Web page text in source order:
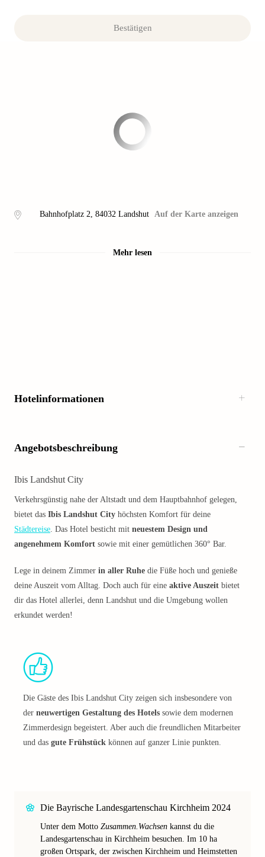
Bestätigen
Bahnhofplatz 2, 84032 Landshut Auf der Karte anzeigen
Mehr lesen
Hotelinformationen
Angebotsbeschreibung
Ibis Landshut City
Verkehrsgünstig nahe der Altstadt und dem Hauptbahnhof gelegen,
bietet das Ibis Landshut City höchsten Komfort für deine
Städtereise. Das Hotel besticht mit neuestem Design und
angenehmem Komfort sowie mit einer gemütlichen 360° Bar.
Lege in deinem Zimmer in aller Ruhe die Füße hoch und genieße
deine Auszeit vom Alltag. Doch auch für eine aktive Auszeit bietet
dir das Hotel allerlei, denn Landshut und die Umgebung wollen
erkundet werden!
Die Gäste des Ibis Landshut City zeigen sich insbesondere von
der neuwertigen Gestaltung des Hotels sowie dem modernen
Zimmerdesign begeistert. Aber auch die freundlichen Mitarbeiter
und das gute Frühstück können auf ganzer Linie punkten.
Die Bayrische Landesgartenschau Kirchheim 2024
Unter dem Motto Zusammen.Wachsen kannst du die
Landesgartenschau in Kirchheim besuchen. Im 10 ha
großen Ortspark, der zwischen Kirchheim und Heimstetten